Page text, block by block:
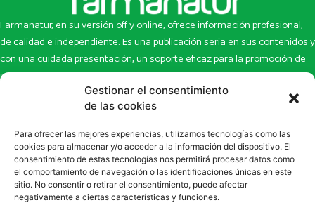
Gestionar el consentimiento
de las cookies
Para ofrecer las mejores experiencias, utilizamos tecnologías como las
cookies para almacenar y/o acceder a la información del dispositivo. El
consentimiento de estas tecnologías nos permitirá procesar datos como
el comportamiento de navegación o las identificaciones únicas en este
sitio. No consentir o retirar el consentimiento, puede afectar
negativamente a ciertas características y funciones.
Farmanatur, en su versión off y online, ofrece información profesional,
de calidad e independiente. Es una publicación seria en sus contenidos y
con una cuidada presentación, un soporte eficaz para la promoción de
productos y novedades.
Inicio
Newsletter
Eco Multimedia
Contacto
Artículos
Escaparate
Enlaces de interés
SUSCRÍBETE A NUESTRO NEWSLETTER